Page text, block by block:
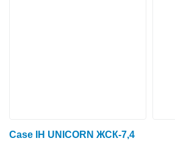
Case IH UNICORN ЖСК-7,4